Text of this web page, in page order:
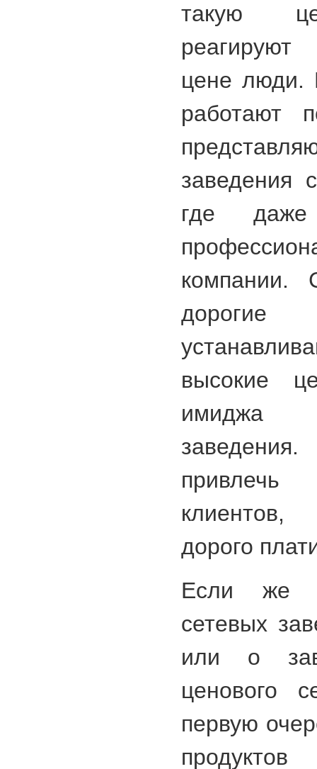
такую
реагируют
цене люди.
работают
заведения
где
компании.
высокие
имиджа
дорого
Если же
сетевых
или о
ценового
первую